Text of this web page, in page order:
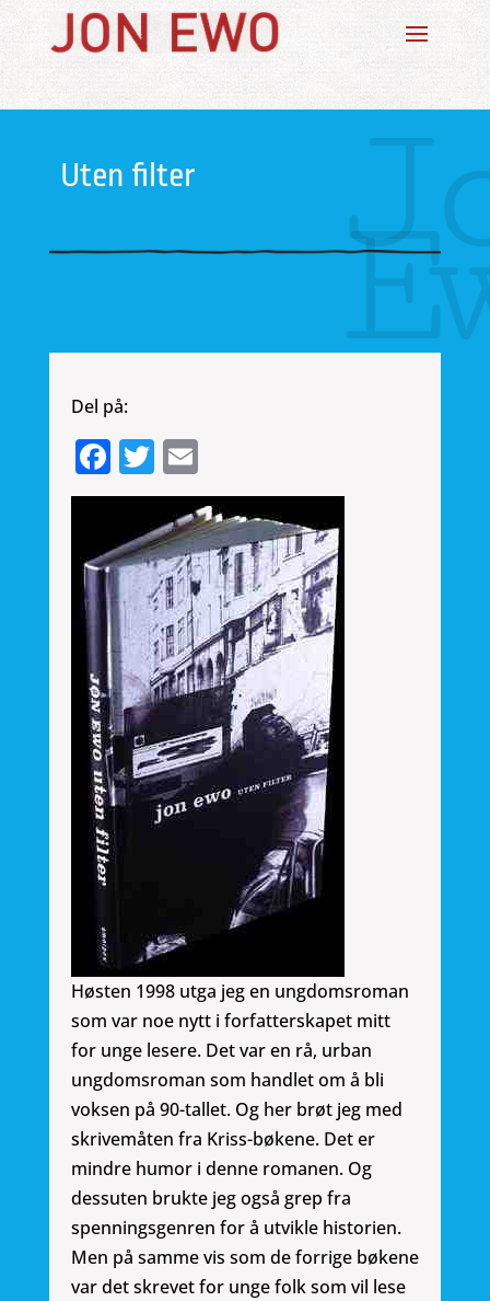
Uten filter
Del på:
Facebook
Twitter
Email
Høsten 1998 utga jeg en ungdomsroman
som var noe nytt i forfatterskapet mitt
for unge lesere. Det var en rå, urban
ungdomsroman som handlet om å bli
voksen på 90-tallet. Og her brøt jeg med
skrivemåten fra Kriss-bøkene. Det er
mindre humor i denne romanen. Og
dessuten brukte jeg også grep fra
spenningsgenren for å utvikle historien.
Men på samme vis som de forrige bøkene
var det skrevet for unge folk som vil lese